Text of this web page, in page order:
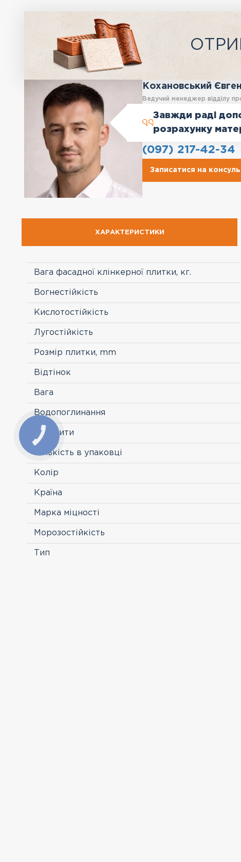
Кохановський Євген
Ведучий менеджер відділу
Завжди раді
розрахунку
(097) 217-42-34
Записатися на
ХАРАКТЕРИСТИКИ
Вага фасадної клінкерної плитки, кг.
Вогнестійкість
Кислотостійкість
Лугостійкість
Розмір плитки, mm
Відтінок
Вага
Водопоглинання
Габарити
Кількість в упаковці
Колір
Країна
Марка міцності
Морозостійкість
Тип